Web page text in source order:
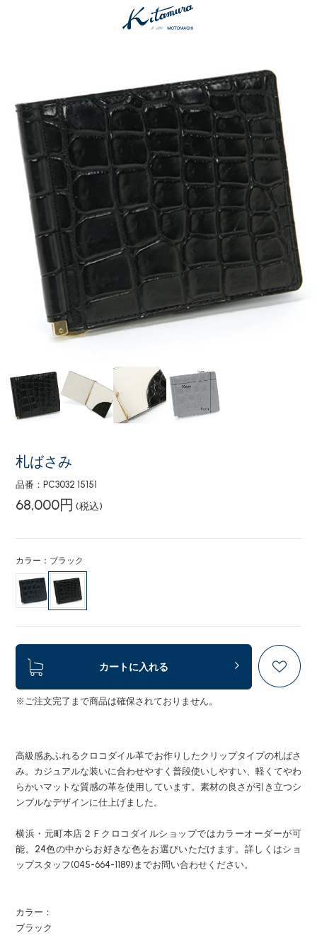
札ばさみ
品番：PC3032 15151
68,000円 (税込)
カラー：ブラック
カートに入れる
※ご注文完了まで商品は確保されておりません。
高級感あふれるクロコダイル革でお作りしたクリップタイプの札ばさ
み。カジュアルな装いに合わせやすく普段使いしやすい、軽くてやわ
らかいマットな質感の革を使用しています。素材の良さが引き立つシ
ンプルなデザインに仕上げました。
横浜・元町本店２Ｆクロコダイルショップではカラーオーダーが可
能。24色の中からお好きな色をお選びいただけます。詳しくはショ
ップスタッフ(045-664-1189)までお問い合わせください。
カラー：
ブラック